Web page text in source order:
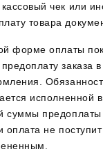
чек или
товара
форме оплаты
заказа
исполненной
суммы
оплата не